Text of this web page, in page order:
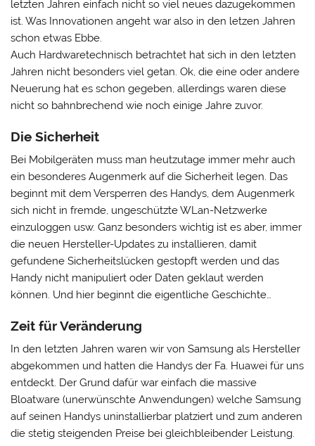
letzten Jahren einfach nicht so viel neues dazugekommen
ist. Was Innovationen angeht war also in den letzen Jahren
schon etwas Ebbe.
Auch Hardwaretechnisch betrachtet hat sich in den letzten
Jahren nicht besonders viel getan. Ok, die eine oder andere
Neuerung hat es schon gegeben, allerdings waren diese
nicht so bahnbrechend wie noch einige Jahre zuvor.
Die Sicherheit
Bei Mobilgeräten muss man heutzutage immer mehr auch
ein besonderes Augenmerk auf die Sicherheit legen. Das
beginnt mit dem Versperren des Handys, dem Augenmerk
sich nicht in fremde, ungeschützte WLan-Netzwerke
einzuloggen usw. Ganz besonders wichtig ist es aber, immer
die neuen Hersteller-Updates zu installieren, damit
gefundene Sicherheitslücken gestopft werden und das
Handy nicht manipuliert oder Daten geklaut werden
können. Und hier beginnt die eigentliche Geschichte…
Zeit für Veränderung
In den letzten Jahren waren wir von Samsung als Hersteller
abgekommen und hatten die Handys der Fa. Huawei für uns
entdeckt. Der Grund dafür war einfach die massive
Bloatware (unerwünschte Anwendungen) welche Samsung
auf seinen Handys uninstallierbar platziert und zum anderen
die stetig steigenden Preise bei gleichbleibender Leistung.